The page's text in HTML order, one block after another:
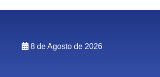
8 de Agosto de 2026